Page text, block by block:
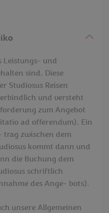
Leistungs- und
sind. Diese
Studiosus Reisen
und versteht
zum Angebot
ad offerendum). Ein
trag zwischen dem
kommt dann und
die Buchung dem
schriftlich
des Ange- bots).
unsere Allgemeinen